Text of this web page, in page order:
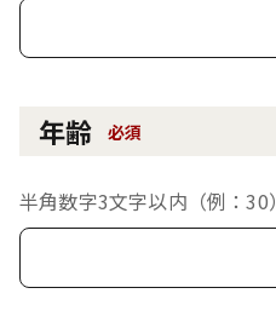
年齢 必須
半角数字3文字以内（例：30）